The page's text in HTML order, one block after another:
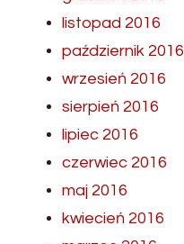
listopad 2016
październik 2016
wrzesień 2016
sierpień 2016
lipiec 2016
czerwiec 2016
maj 2016
kwiecień 2016